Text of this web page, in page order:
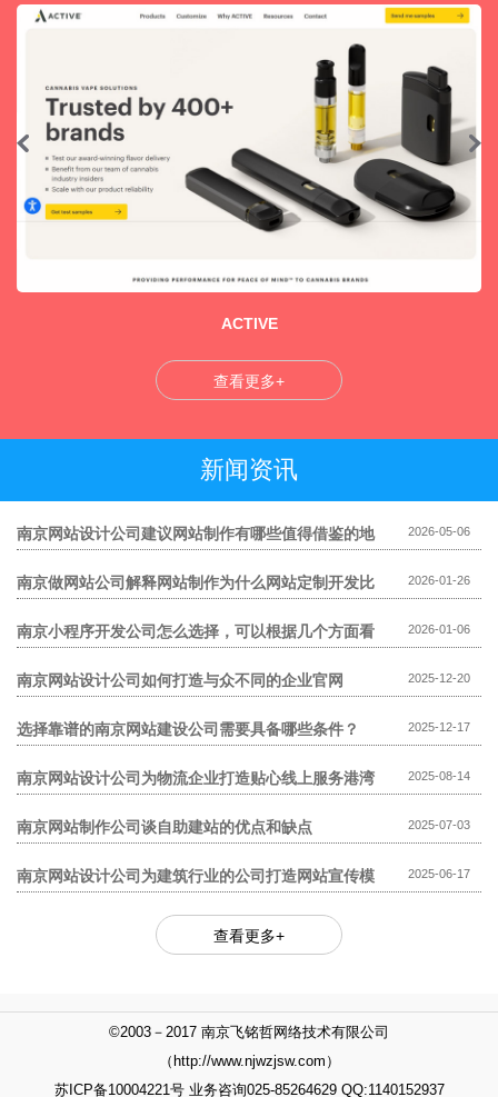
ACTIVE
查看更多+
新闻资讯
南京网站设计公司建议网站制作有哪些值得借鉴的地
2026-05-06
南京做网站公司解释网站制作为什么网站定制开发比
2026-01-26
南京小程序开发公司怎么选择，可以根据几个方面看 2026-01-06
南京网站设计公司如何打造与众不同的企业官网 2025-12-20
选择靠谱的南京网站建设公司需要具备哪些条件？ 2025-12-17
南京网站设计公司为物流企业打造贴心线上服务港湾 2025-08-14
南京网站制作公司谈自助建站的优点和缺点 2025-07-03
南京网站设计公司为建筑行业的公司打造网站宣传模
2025-06-17
查看更多+
©2003－2017 南京飞铭哲网络技术有限公司
（http://www.njwzjsw.com）
苏ICP备10004221号 业务咨询025-85264629 QQ:1140152937